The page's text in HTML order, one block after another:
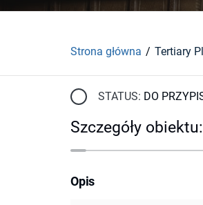
Strona główna
STATUS: DO
Szczegóły obiektu:
Opis